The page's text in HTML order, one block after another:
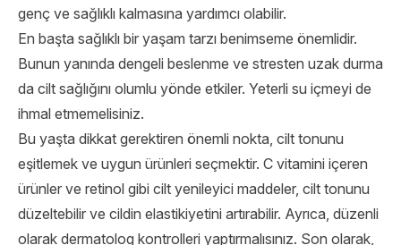
genç ve sağlıklı kalmasına yardımcı olabilir.
En başta sağlıklı bir yaşam tarzı benimseme önemlidir.
Bunun yanında dengeli beslenme ve stresten uzak durma
da cilt sağlığını olumlu yönde etkiler. Yeterli su içmeyi de
ihmal etmemelisiniz.
Bu yaşta dikkat gerektiren önemli nokta, cilt tonunu
eşitlemek ve uygun ürünleri seçmektir. C vitamini içeren
ürünler ve retinol gibi cilt yenileyici maddeler, cilt tonunu
düzeltebilir ve cildin elastikiyetini artırabilir. Ayrıca, düzenli
olarak dermatolog kontrolleri yaptırmalısınız. Son olarak,